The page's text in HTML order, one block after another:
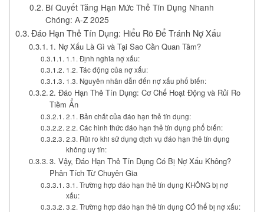
Bí Quyết Tăng Hạn Mức Thẻ Tín Dụng Nhanh
Chóng: A-Z 2025
Đáo Hạn Thẻ Tín Dụng: Hiểu Rõ Để Tránh Nợ Xấu
1. Nợ Xấu Là Gì và Tại Sao Cần Quan Tâm?
1.1. Định nghĩa nợ xấu:
1.2. Tác động của nợ xấu:
1.3. Nguyên nhân dẫn đến nợ xấu phổ biến:
2. Đáo Hạn Thẻ Tín Dụng: Cơ Chế Hoạt Động và Rủi Ro
Tiềm Ẩn
2.1. Bản chất của đáo hạn thẻ tín dụng:
2.2. Các hình thức đáo hạn thẻ tín dụng phổ biến:
2.3. Rủi ro khi sử dụng dịch vụ đáo hạn thẻ tín dụng
không uy tín:
3. Vậy, Đáo Hạn Thẻ Tín Dụng Có Bị Nợ Xấu Không?
Phân Tích Từ Chuyên Gia
3.1. Trường hợp đáo hạn thẻ tín dụng KHÔNG bị nợ
xấu:
3.2. Trường hợp đáo hạn thẻ tín dụng CÓ thể bị nợ xấu: